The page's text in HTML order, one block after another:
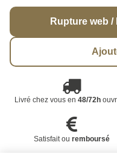
Rupture web
Livré chez vous en 48/72h
Satisfait ou remboursé